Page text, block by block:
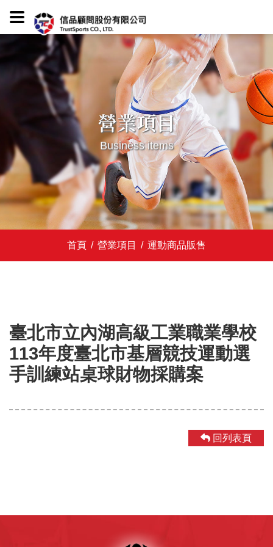
營業項目
Business items
首頁 / 營業項目 / 運動商品販售
臺北市立內湖高級工業職業學校
113年度臺北市基層競技運動選
手訓練站桌球財物採購案
回列表頁